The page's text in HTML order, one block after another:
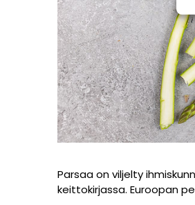
Parsaa on viljelty
keittokirjassa. Euroopan